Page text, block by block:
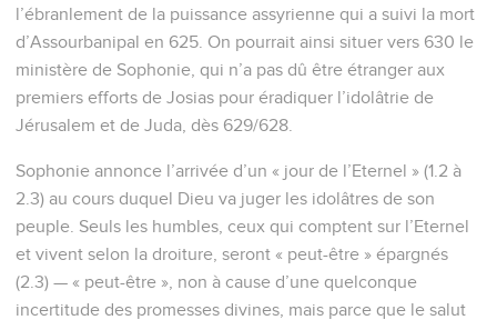
l’ébranlement de la puissance assyrienne qui a suivi la mort
d’Assourbanipal en 625. On pourrait ainsi situer vers 630 le
ministère de Sophonie, qui n’a pas dû être étranger aux
premiers efforts de Josias pour éradiquer l’idolâtrie de
Jérusalem et de Juda, dès 629/628.
Sophonie annonce l’arrivée d’un « jour de l’Eternel » (1.2 à
2.3) au cours duquel Dieu va juger les idolâtres de son
peuple. Seuls les humbles, ceux qui comptent sur l’Eternel
et vivent selon la droiture, seront « peut-être » épargnés
(2.3) — « peut-être », non à cause d’une quelconque
incertitude des promesses divines, mais parce que le salut